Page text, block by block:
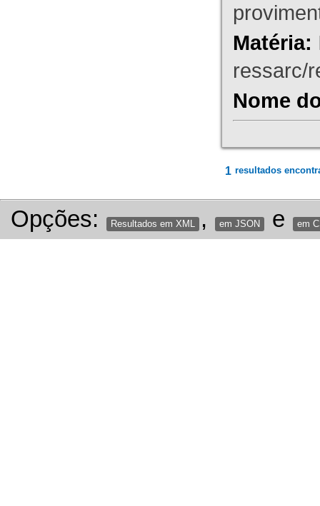
Matéria:
ressarc/
Nome
1 resultados
Opções: Resultados em XML , em JSON e em